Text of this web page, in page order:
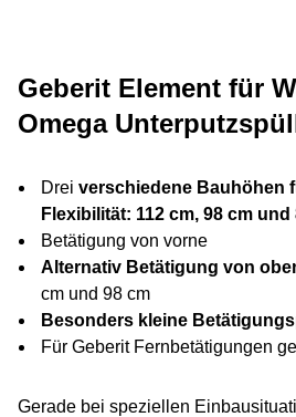
Geberit Element für
Omega
Drei verschiedene Bauhöhen
Flexibilität: 112 cm, 98 cm und
Betätigung von vorne
Alternativ Betätigung von
cm und 98 cm
Besonders kleine
Für Geberit Fernbetätigungen
Gerade bei speziellen